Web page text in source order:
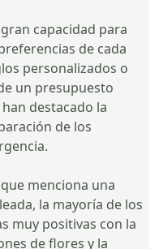
capacidad para
de cada
personalizados o
un presupuesto
destacado la
de los
menciona una
la mayoría de los
muy positivas con la
de flores y la